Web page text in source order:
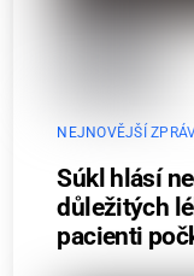
NEJNOVĚJŠÍ
Súkl hlásí
důležitých
pacienti